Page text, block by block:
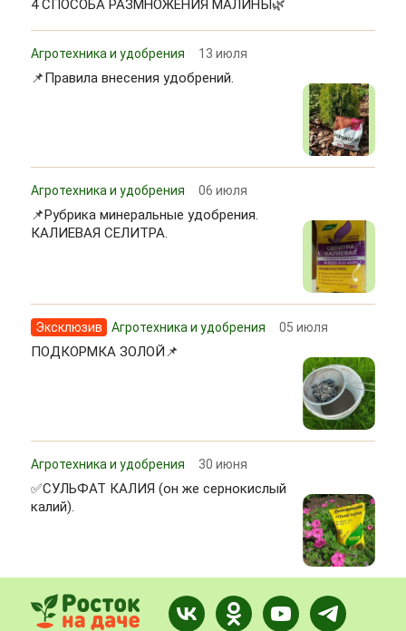
4 СПОСОБА РАЗМНОЖЕНИЯ МАЛИНЫ🌿
Агротехника и удобрения 13 июля
📌Правила внесения удобрений.
Агротехника и удобрения 06 июля
📌Рубрика минеральные удобрения.
КАЛИЕВАЯ СЕЛИТРА.
Эксклюзив Агротехника и удобрения 05 июля
ПОДКОРМКА ЗОЛОЙ📌
Агротехника и удобрения 30 июня
✅СУЛЬФАТ КАЛИЯ (он же сернокислый
калий).